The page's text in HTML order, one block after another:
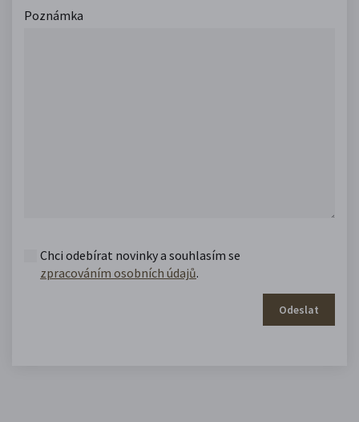
Poznámka
Chci odebírat novinky a souhlasím se
zpracováním osobních údajů.
Odeslat